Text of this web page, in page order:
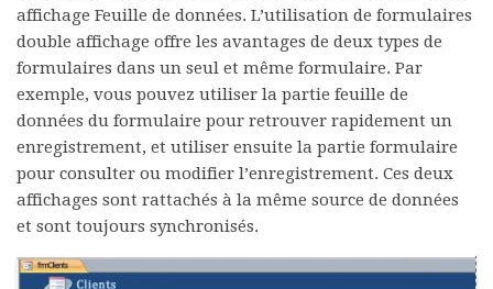
affichage Feuille de données. L’utilisation de formulaires
double affichage offre les avantages de deux types de
formulaires dans un seul et même formulaire. Par
exemple, vous pouvez utiliser la partie feuille de
données du formulaire pour retrouver rapidement un
enregistrement, et utiliser ensuite la partie formulaire
pour consulter ou modifier l’enregistrement. Ces deux
affichages sont rattachés à la même source de données
et sont toujours synchronisés.